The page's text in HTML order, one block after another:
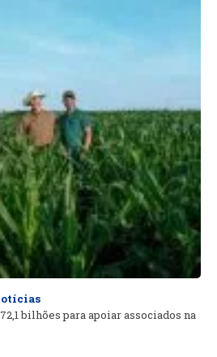
bilhões para apoiar associados na